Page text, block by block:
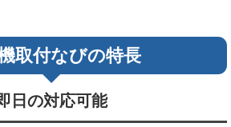
取付なびの特長
日の対応可能